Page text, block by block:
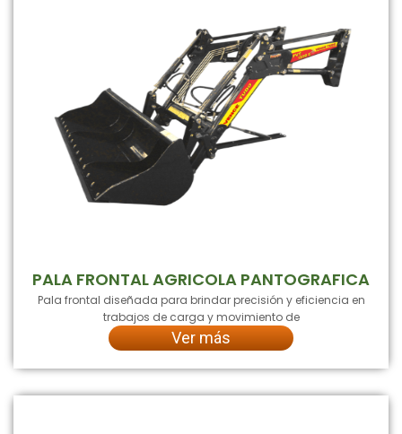
PALA FRONTAL AGRICOLA PANTOGRAFICA
Pala frontal diseñada para brindar precisión y eficiencia en
trabajos de carga y movimiento de
Ver más